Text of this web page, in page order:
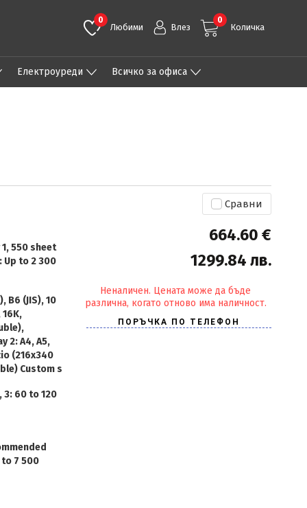
0
Любими Влез
0
Количка
Eлектроуреди Всичко за офиса
550 sheet
Up to 2 300
B6 (JIS), 10
16K,
2: A4, A5,
(216x340
Custom s
3: 60 to 120
7 500
Сравни
664.60 €
1299.84 лв.
Неналичен. Цената може да бъде
различна, когато отново има наличност.